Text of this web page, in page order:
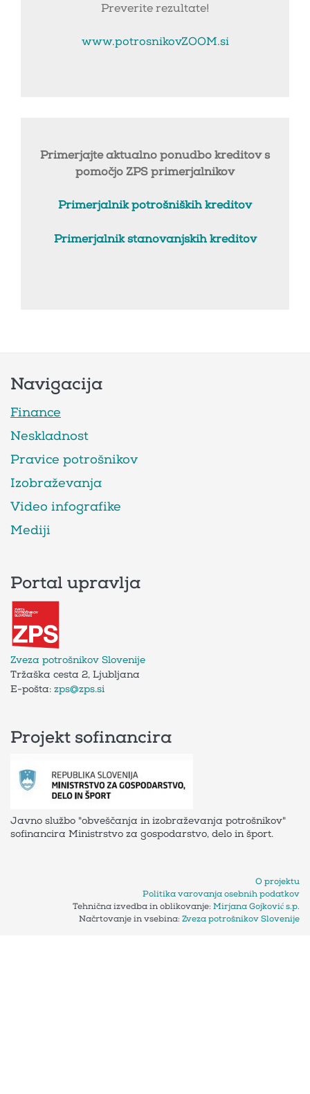
Preverite rezultate!
www.potrosnikovZOOM.si
Primerjajte aktualno ponudbo kreditov s
pomočjo ZPS primerjalnikov
Primerjalnik potrošniških kreditov
Primerjalnik stanovanjskih kreditov
Navigacija
Finance
Neskladnost
Pravice potrošnikov
Izobraževanja
Video infografike
Mediji
Portal upravlja
Zveza potrošnikov Slovenije
Tržaška cesta 2, Ljubljana
E-pošta: zps@zps.si
Projekt sofinancira
Javno službo "obveščanja in izobraževanja potrošnikov"
sofinancira Ministrstvo za gospodarstvo, delo in šport.
O projektu
Politika varovanja osebnih podatkov
Tehnična izvedba in oblikovanje: Mirjana Gojković s.p.
Načrtovanje in vsebina: Zveza potrošnikov Slovenije